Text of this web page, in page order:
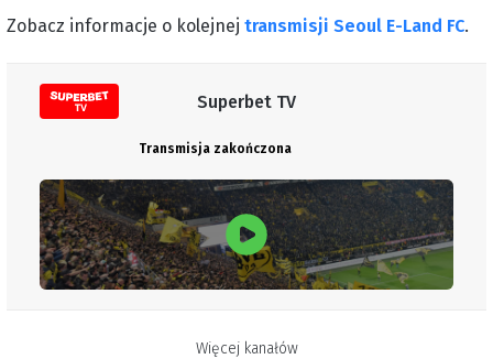
Zobacz informacje o kolejnej transmisji Seoul E-Land FC.
Superbet TV
Transmisja zakończona
Więcej kanałów